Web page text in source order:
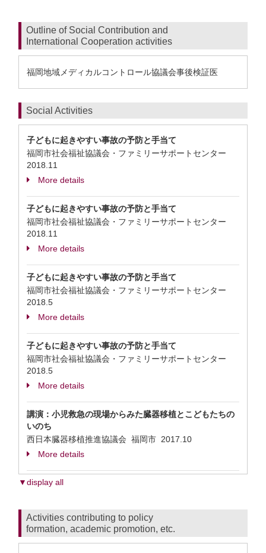
Outline of Social Contribution and
International Cooperation activities
福岡地域メディカルコントロール協議会事後検証医
Social Activities
子どもに起きやすい事故の予防と手当て
福岡市社会福祉協議会・ファミリーサポートセンター
2018.11
More details
子どもに起きやすい事故の予防と手当て
福岡市社会福祉協議会・ファミリーサポートセンター
2018.11
More details
子どもに起きやすい事故の予防と手当て
福岡市社会福祉協議会・ファミリーサポートセンター
2018.5
More details
子どもに起きやすい事故の予防と手当て
福岡市社会福祉協議会・ファミリーサポートセンター
2018.5
More details
講演：小児救急の現場からみた臓器移植とこどもたちの
いのち
西日本臓器移植推進協議会 福岡市 2017.10
More details
▼display all
Activities contributing to policy
formation, academic promotion, etc.